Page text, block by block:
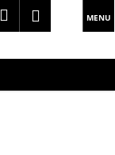
Hľadať